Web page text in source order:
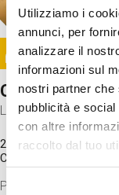
Utilizziamo i
annunci, per
analizzare il
informazioni sul
nostri partner che
pubblicità e
con altre
raccolto dal tuo
Selezione
Image
Come
Laboratorio
20 Set 2026 / 11:15 -
Costo
Proveremo a